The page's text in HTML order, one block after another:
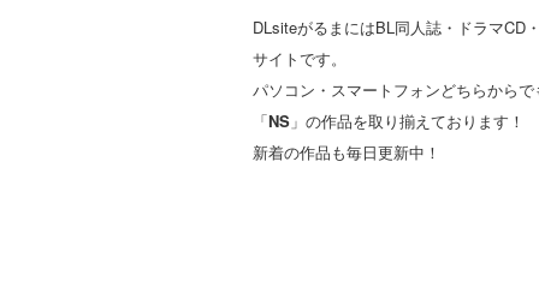
DLsiteがるまにはBL同人誌・ドラマCD
サイトです。
パソコン・スマートフォンどちらから
「NS 」の作品を取り揃えております！
新着の作品も毎日更新中！